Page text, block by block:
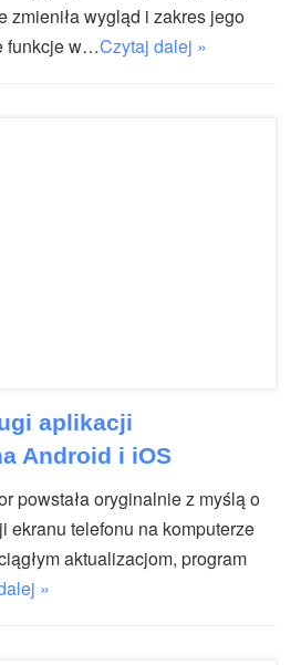
zmieniła wygląd i zakres jego
funkcje w…Czytaj dalej »
aplikacji
Android i iOS
powstała oryginalnie z myślą o
ekranu telefonu na komputerze
aktualizacjom, program
»